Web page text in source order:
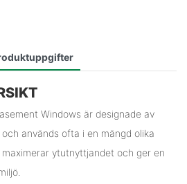
Windows är designade av
används ofta i en mängd olika
maximerar ytutnyttjandet och ger en